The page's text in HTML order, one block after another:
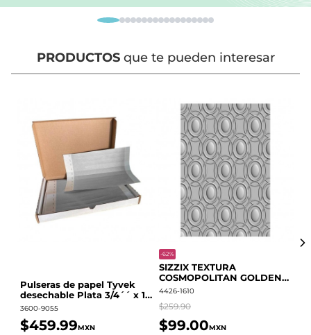
PRODUCTOSque te pueden interesar
Pulseras de papel Tyvek
desechable Plata 3/4´´ x 10
´´
3600-9055
$459.99MXN
-62%
SIZZIX TEXTURA
COSMOPOLITAN GOLDEN
RINGS S.PARK 666700
4426-1610
$259.90
$99.00MXN